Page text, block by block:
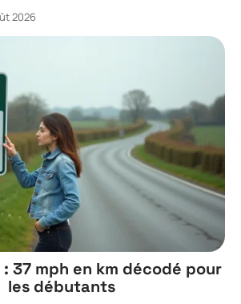
2026
: 37 mph en km décodé pour
les débutants